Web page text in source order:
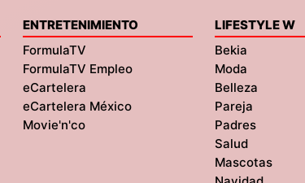
ENTRETENIMIENTO
FormulaTV
FormulaTV Empleo
eCartelera
eCartelera México
Movie'n'co
LIFESTYLE W
Bekia
Moda
Belleza
Pareja
Padres
Salud
Mascotas